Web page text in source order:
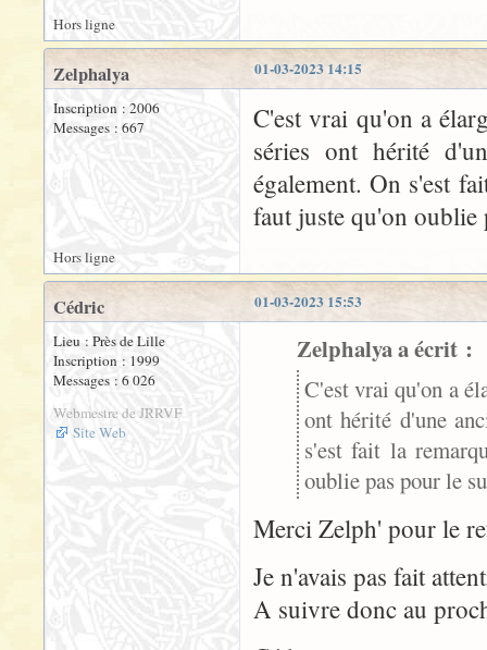
Hors ligne
01-03-2023 14:15
Zelphalya
Inscription : 2006
Messages : 667
C'est vrai qu'on a
séries ont hérité
également. On s'est
faut juste qu'on oublie
Hors ligne
01-03-2023 15:53
Cédric
Lieu : Près de Lille
Inscription : 1999
Messages : 6 026
Webmestre de JRRVF
Site Web
Zelphalya a écrit :
C'est vrai qu'on a
ont hérité d'une
s'est fait la
oublie pas pour le
Merci Zelph' pour le
Je n'avais pas fait
A suivre donc au